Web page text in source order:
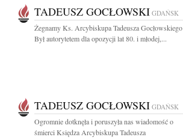
TADEUSZ GOCŁOWSKI GDAŃSK
Żegnamy Ks. Arcybiskupa Tadeusza Gocłowskiego
Był autorytetem dla opozycji lat 80. i młodej,...
TADEUSZ GOCŁOWSKI GDAŃSK
Ogromnie dotknęła i poruszyła nas wiadomość o
śmierci Księdza Arcybiskupa Tadeusza